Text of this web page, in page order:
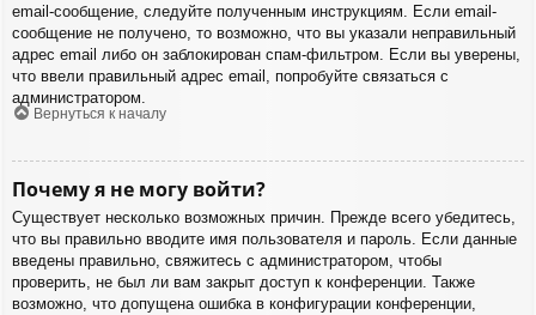
email-сообщение, следуйте полученным инструкциям. Если email-
сообщение не получено, то возможно, что вы указали неправильный
адрес email либо он заблокирован спам-фильтром. Если вы уверены,
что ввели правильный адрес email, попробуйте связаться с
администратором.
Вернуться к началу
Почему я не могу войти?
Существует несколько возможных причин. Прежде всего убедитесь,
что вы правильно вводите имя пользователя и пароль. Если данные
введены правильно, свяжитесь с администратором, чтобы
проверить, не был ли вам закрыт доступ к конференции. Также
возможно, что допущена ошибка в конфигурации конференции,